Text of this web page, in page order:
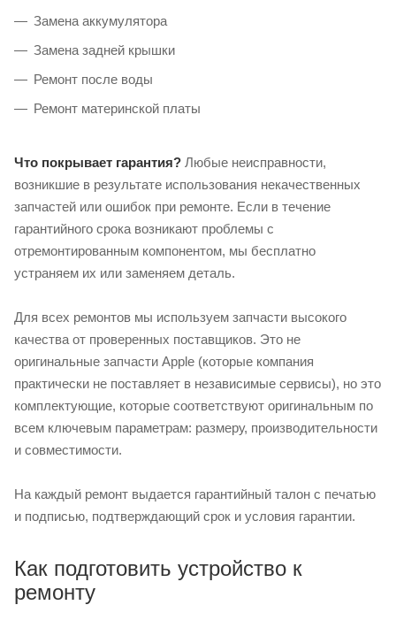
Замена аккумулятора
Замена задней крышки
Ремонт после воды
Ремонт материнской платы
Что покрывает гарантия? Любые неисправности,
возникшие в результате использования некачественных
запчастей или ошибок при ремонте. Если в течение
гарантийного срока возникают проблемы с
отремонтированным компонентом, мы бесплатно
устраняем их или заменяем деталь.
Для всех ремонтов мы используем запчасти высокого
качества от проверенных поставщиков. Это не
оригинальные запчасти Apple (которые компания
практически не поставляет в независимые сервисы), но это
комплектующие, которые соответствуют оригинальным по
всем ключевым параметрам: размеру, производительности
и совместимости.
На каждый ремонт выдается гарантийный талон с печатью
и подписью, подтверждающий срок и условия гарантии.
Как подготовить устройство к
ремонту